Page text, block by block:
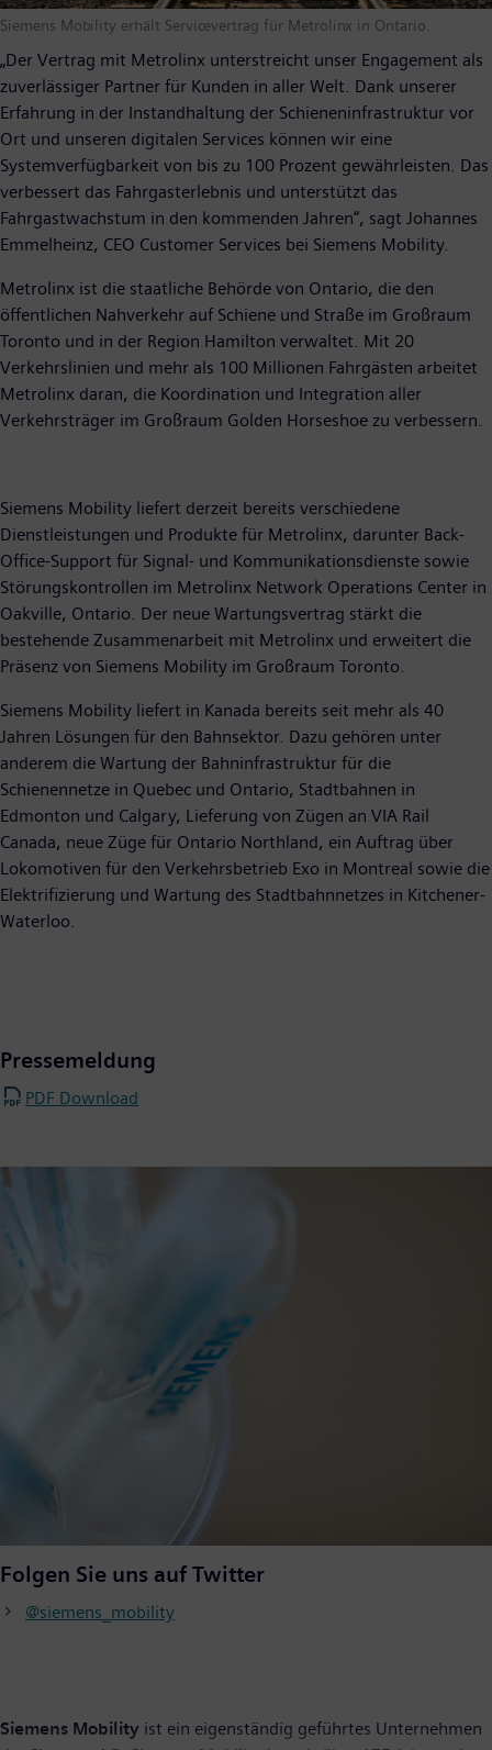
Siemens Mobility erhält Servicevertrag für Metrolinx in Ontario.
„Der Vertrag mit Metrolinx unterstreicht unser Engagement als
zuverlässiger Partner für Kunden in aller Welt. Dank unserer
Erfahrung in der Instandhaltung der Schieneninfrastruktur vor
Ort und unseren digitalen Services können wir eine
Systemverfügbarkeit von bis zu 100 Prozent gewährleisten. Das
verbessert das Fahrgasterlebnis und unterstützt das
Fahrgastwachstum in den kommenden Jahren“, sagt Johannes
Emmelheinz, CEO Customer Services bei Siemens Mobility.
Metrolinx ist die staatliche Behörde von Ontario, die den
öffentlichen Nahverkehr auf Schiene und Straße im Großraum
Toronto und in der Region Hamilton verwaltet. Mit 20
Verkehrslinien und mehr als 100 Millionen Fahrgästen arbeitet
Metrolinx daran, die Koordination und Integration aller
Verkehrsträger im Großraum Golden Horseshoe zu verbessern.
Siemens Mobility liefert derzeit bereits verschiedene
Dienstleistungen und Produkte für Metrolinx, darunter Back-
Office-Support für Signal- und Kommunikationsdienste sowie
Störungskontrollen im Metrolinx Network Operations Center in
Oakville, Ontario. Der neue Wartungsvertrag stärkt die
bestehende Zusammenarbeit mit Metrolinx und erweitert die
Präsenz von Siemens Mobility im Großraum Toronto.
Siemens Mobility liefert in Kanada bereits seit mehr als 40
Jahren Lösungen für den Bahnsektor. Dazu gehören unter
anderem die Wartung der Bahninfrastruktur für die
Schienennetze in Quebec und Ontario, Stadtbahnen in
Edmonton und Calgary, Lieferung von Zügen an VIA Rail
Canada, neue Züge für Ontario Northland, ein Auftrag über
Lokomotiven für den Verkehrsbetrieb Exo in Montreal sowie die
Elektrifizierung und Wartung des Stadtbahnnetzes in Kitchener-
Waterloo.
Pressemeldung
PDF Download
Folgen Sie uns auf Twitter
@siemens_mobility
Siemens Mobility ist ein eigenständig geführtes Unternehmen